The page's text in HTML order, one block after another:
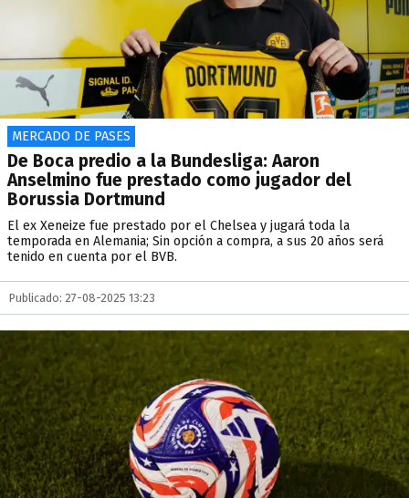
MERCADO DE PASES
De Boca predio a la Bundesliga: Aaron
Anselmino fue prestado como jugador del
Borussia Dortmund
El ex Xeneize fue prestado por el Chelsea y jugará toda la
temporada en Alemania; Sin opción a compra, a sus 20 años será
tenido en cuenta por el BVB.
Publicado: 27-08-2025 13:23